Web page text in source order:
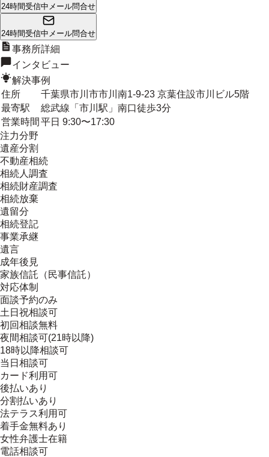
24時間受信中 メール問合せ
24時間受信中 メール問合せ
事務所詳細
インタビュー
解決事例
住所
千葉県市川市市川南1-9-23 京葉住設市川ビル5階
最寄駅
総武線「市川駅」南口徒歩3分
営業時間 平日 9:30〜17:30
注力分野
遺産分割
不動産相続
相続人調査
相続財産調査
相続放棄
遺留分
相続登記
事業承継
遺言
成年後見
家族信託（民事信託）
対応体制
面談予約のみ
土日祝相談可
初回相談無料
夜間相談可(21時以降)
18時以降相談可
当日相談可
カード利用可
後払いあり
分割払いあり
法テラス利用可
着手金無料あり
女性弁護士在籍
電話相談可